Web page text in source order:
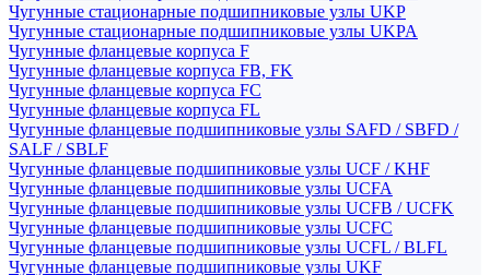
Чугунные стационарные подшипниковые узлы UKP
Чугунные стационарные подшипниковые узлы UKPA
Чугунные фланцевые корпуса F
Чугунные фланцевые корпуса FB, FK
Чугунные фланцевые корпуса FC
Чугунные фланцевые корпуса FL
Чугунные фланцевые подшипниковые узлы SAFD / SBFD /
SALF / SBLF
Чугунные фланцевые подшипниковые узлы UCF / KHF
Чугунные фланцевые подшипниковые узлы UCFA
Чугунные фланцевые подшипниковые узлы UCFB / UCFK
Чугунные фланцевые подшипниковые узлы UCFC
Чугунные фланцевые подшипниковые узлы UCFL / BLFL
Чугунные фланцевые подшипниковые узлы UKF